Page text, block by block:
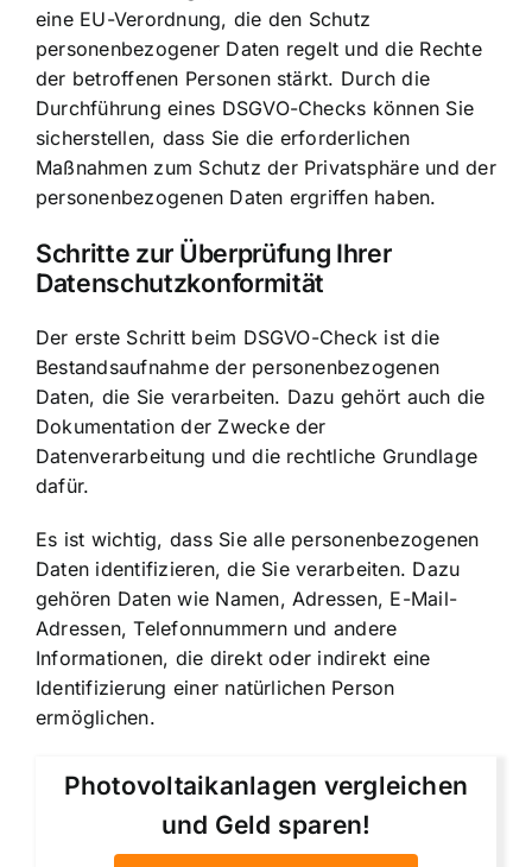
eine EU-Verordnung, die den Schutz
personenbezogener Daten regelt und die Rechte
der betroffenen Personen stärkt. Durch die
Durchführung eines DSGVO-Checks können Sie
sicherstellen, dass Sie die erforderlichen
Maßnahmen zum Schutz der Privatsphäre und der
personenbezogenen Daten ergriffen haben.
Schritte zur Überprüfung Ihrer
Datenschutzkonformität
Der erste Schritt beim DSGVO-Check ist die
Bestandsaufnahme der personenbezogenen
Daten, die Sie verarbeiten. Dazu gehört auch die
Dokumentation der Zwecke der
Datenverarbeitung und die rechtliche Grundlage
dafür.
Es ist wichtig, dass Sie alle personenbezogenen
Daten identifizieren, die Sie verarbeiten. Dazu
gehören Daten wie Namen, Adressen, E-Mail-
Adressen, Telefonnummern und andere
Informationen, die direkt oder indirekt eine
Identifizierung einer natürlichen Person
ermöglichen.
Photovoltaikanlagen vergleichen
und Geld sparen!